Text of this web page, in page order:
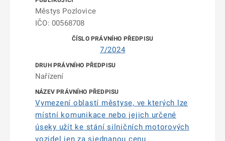
Městys Pozlovice
IČO: 00568708
7/2024
Nařízení
Vymezení oblastí městyse, ve kterých lze
místní komunikace nebo jejich určené
úseky užít ke stání silničních motorových
vozidel jen za sjednanou cenu